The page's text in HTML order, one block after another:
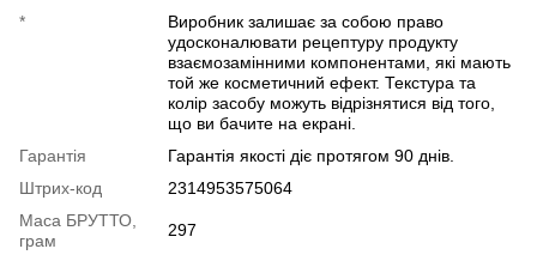
*
Виробник залишає за собою право
удосконалювати рецептуру продукту
взаємозамінними компонентами, які мають
той же косметичний ефект. Текстура та
колір засобу можуть відрізнятися від того,
що ви бачите на екрані.
Гарантія
Гарантія якості діє протягом 90 днів.
Штрих-код
2314953575064
Маса БРУТТО,
грам
297